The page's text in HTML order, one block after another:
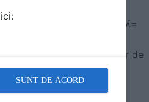
o conductivitate termica ʎ=
de 50%).
si a echipelor de
chimici sau substante
SUNT DE ACORD